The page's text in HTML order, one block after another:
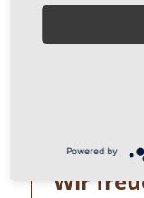
Haben Sie
rufen
0 8
Wir
Powered by